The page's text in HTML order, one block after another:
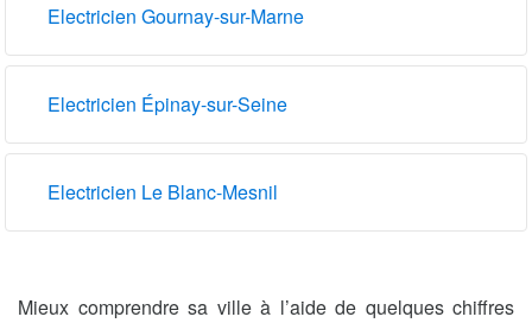
Electricien Gournay-sur-Marne
Electricien Épinay-sur-Seine
Electricien Le Blanc-Mesnil
Mieux comprendre sa ville à l’aide de quelques chiffres